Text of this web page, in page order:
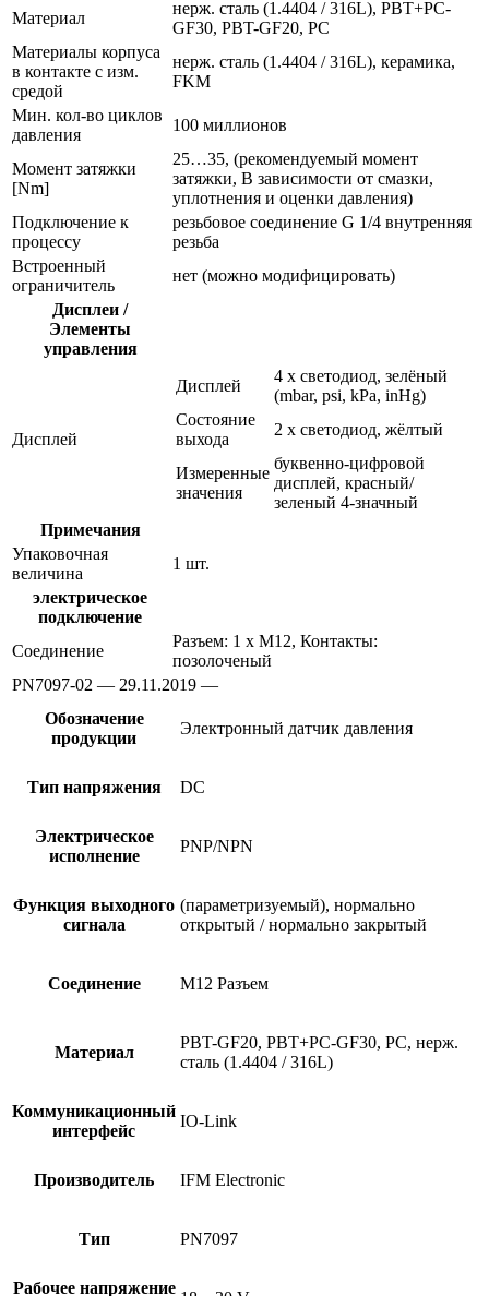
Материал
нерж. сталь (1.4404 / 316L), PBT+PC-
GF30, PBT-GF20, PC
Материалы корпуса
в контакте с изм.
средой
нерж. сталь (1.4404 / 316L), керамика,
FKM
Мин. кол-во циклов
давления
100 миллионов
Момент затяжки
[Nm]
25…35, (рекомендуемый момент
затяжки, В зависимости от смазки,
уплотнения и оценки давления)
Подключение к
процессу
резьбовое соединение G 1/4 внутренняя
резьба
Встроенный
ограничитель
нет (можно модифицировать)
Дисплеи /
Элементы
управления
Дисплей
Дисплей
4 x светодиод, зелёный
(mbar, psi, kPa, inHg)
Состояние
выхода
2 x светодиод, жёлтый
Измеренные
значения
буквенно-цифровой
дисплей, красный/
зеленый 4-значный
Примечания
Упаковочная
величина
1 шт.
электрическое
подключение
Соединение
Разъем: 1 x M12, Контакты:
позолоченый
PN7097-02 — 29.11.2019 —
Обозначение
продукции
Электронный датчик давления
Тип напряжения DC
Электрическое
исполнение
PNP/NPN
Функция выходного
сигнала
(параметризуемый), нормально
открытый / нормально закрытый
Соединение M12 Разъем
Материал
PBT-GF20, PBT+PC-GF30, PC, нерж.
сталь (1.4404 / 316L)
Коммуникационный
интерфейс
IO-Link
Производитель IFM Electronic
Тип PN7097
Рабочее напряжение